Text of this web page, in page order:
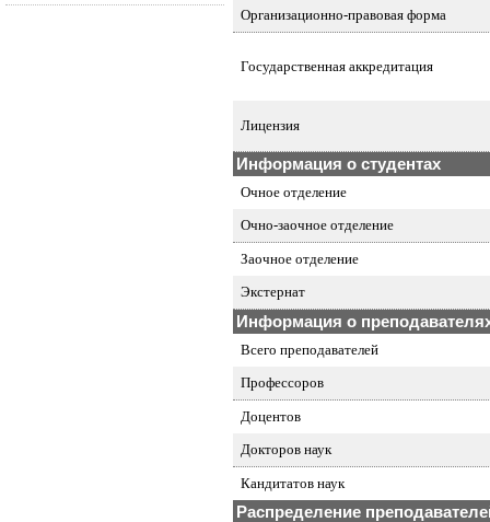
Организационно-правовая форма
Государственная аккредитация
Лицензия
Информация о студентах
Очное отделение
Очно-заочное отделение
Заочное отделение
Экстернат
Информация о
Всего преподавателей
Профессоров
Доцентов
Докторов наук
Кандитатов наук
Распределение